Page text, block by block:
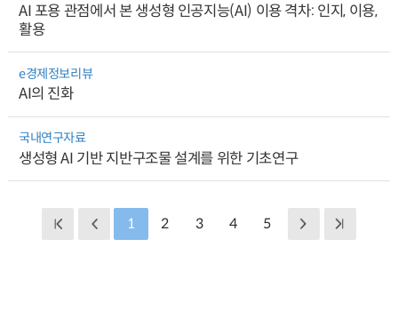
AI 포용 관점에서 본 생성형 인공지능(AI) 이용 격차: 인지, 이용,
활용
e경제정보리뷰
AI의 진화
국내연구자료
생성형 AI 기반 지반구조물 설계를 위한 기초연구
1 2 3 4 5